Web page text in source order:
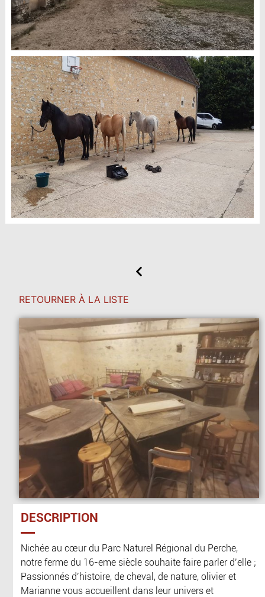
RETOURNER À LA LISTE
DESCRIPTION
Nichée au cœur du Parc Naturel Régional du Perche,
notre ferme du 16-eme siècle souhaite faire parler d’elle ;
Passionnés d’histoire, de cheval, de nature, olivier et
Marianne vous accueillent dans leur univers et